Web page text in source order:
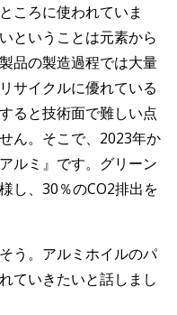
ころに使われていま
ということは元素から
品の製造過程では大量
サイクルに優れている
ると技術面で難しい点
ん。そこで、2023年か
ルミ』です。グリーン
し、30％のCO2排出を
う。アルミホイルのパ
ていきたいと話しまし